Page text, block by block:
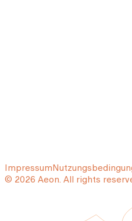
Impressum
© 2026 Aeon. All rights